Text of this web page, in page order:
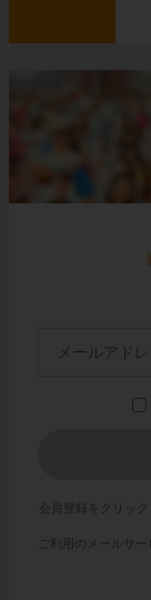
会員登録をクリッ
ご利用のメールサ